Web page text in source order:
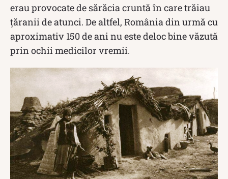
erau provocate de sărăcia cruntă în care trăiau
țăranii de atunci. De altfel, România din urmă cu
aproximativ 150 de ani nu este deloc bine văzută
prin ochii medicilor vremii.